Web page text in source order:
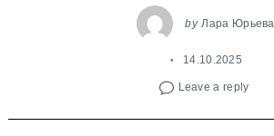
by Лара Юрьева
14.10.2025
Leave a reply